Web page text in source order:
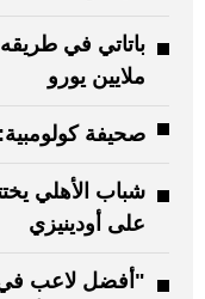
ملايين يورو
صحيفة
شباب الأهلي
على أودينيزي
"أفضل لاعب